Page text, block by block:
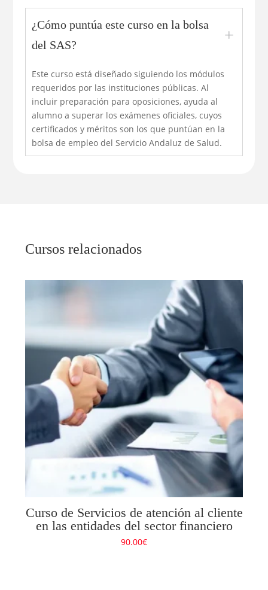
¿Cómo puntúa este curso en la bolsa
del SAS?
L
Este curso está diseñado siguiendo los módulos
requeridos por las instituciones públicas. Al
incluir preparación para oposiciones, ayuda al
alumno a superar los exámenes oficiales, cuyos
certificados y méritos son los que puntúan en la
bolsa de empleo del Servicio Andaluz de Salud.
Cursos relacionados
Curso de Servicios de atención al cliente
en las entidades del sector financiero
90.00€